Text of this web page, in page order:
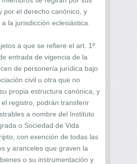
por el derecho canónico, y
la jurisdicción eclesiástica.
a que se refiere el art. 1º
entrada de vigencia de la
de personería jurídica bajo
civil u otra que no
propia estructura canónica, y
registro, podrán transferir
a nombre del Instituto
o Sociedad de Vida
con exención de todas las
y aranceles que graven la
o su instrumentación y